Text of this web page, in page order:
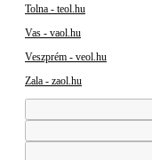
Tolna - teol.hu
Vas - vaol.hu
Veszprém - veol.hu
Zala - zaol.hu